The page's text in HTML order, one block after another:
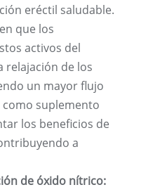
eréctil saludable.
que los
activos del
relajación de los
un mayor flujo
suplemento
los beneficios de
a
de óxido nítrico: